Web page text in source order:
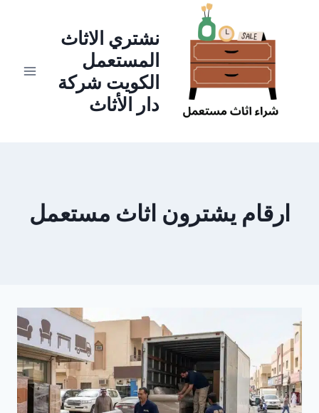
نشتري الاثاث
المستعمل
الكويت شركة
دار الأثاث
ارقام يشترون اثاث مستعمل